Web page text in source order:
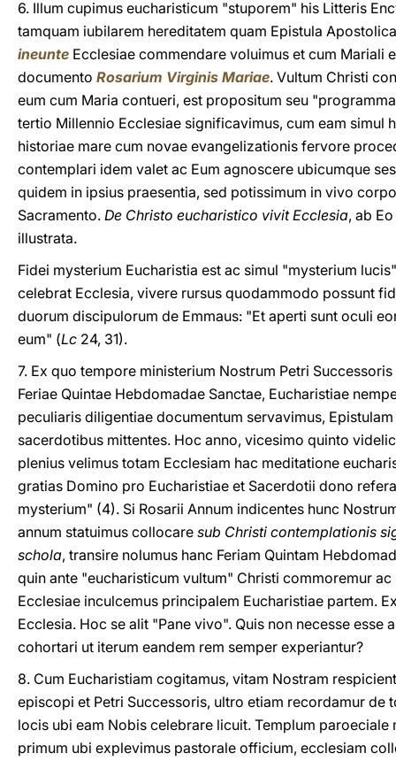
6. Illum cupimus eucharisticum "stuporem" his Litteris
tamquam iubilarem hereditatem quam Epistula
ineunte Ecclesiae commendare voluimus et cum Mariali
documento Rosarium Virginis Mariae. Vultum Christi
eum cum Maria contueri, est propositum seu
tertio Millennio Ecclesiae significavimus, cum eam simul
historiae mare cum novae evangelizationis fervore
contemplari idem valet ac Eum agnoscere ubicumque
quidem in ipsius praesentia, sed potissimum in vivo
Sacramento. De Christo eucharistico vivit Ecclesia, ab
illustrata.
Fidei mysterium Eucharistia est ac simul "mysterium
celebrat Ecclesia, vivere rursus quodammodo possunt
duorum discipulorum de Emmaus: "Et aperti sunt oculi
eum" (Lc 24, 31).
7. Ex quo tempore ministerium Nostrum Petri
Feriae Quintae Hebdomadae Sanctae, Eucharistiae
peculiaris diligentiae documentum servavimus,
sacerdotibus mittentes. Hoc anno, vicesimo quinto
plenius velimus totam Ecclesiam hac meditatione
gratias Domino pro Eucharistiae et Sacerdotii dono
mysterium" (4). Si Rosarii Annum indicentes hunc
annum statuimus collocare sub Christi contemplationis
schola, transire nolumus hanc Feriam Quintam
quin ante "eucharisticum vultum" Christi commoremur
Ecclesiae inculcemus principalem Eucharistiae partem.
Ecclesia. Hoc se alit "Pane vivo". Quis non necesse esse
cohortari ut iterum eandem rem semper experiantur?
8. Cum Eucharistiam cogitamus, vitam Nostram
episcopi et Petri Successoris, ultro etiam recordamur de
locis ubi eam Nobis celebrare licuit. Templum paroeciale
primum ubi explevimus pastorale officium, ecclesiam